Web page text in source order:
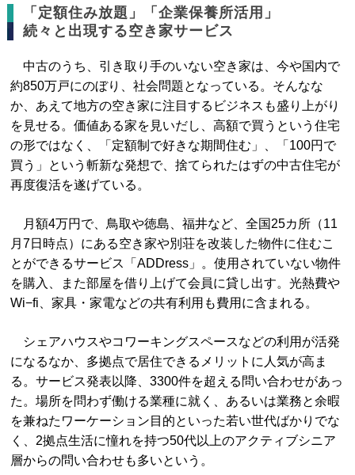
「定額住み放題」「企業保養所活用」
続々と出現する空き家サービス
中古のうち、引き取り手のいない空き家は、今や国内で
約850万戸にのぼり、社会問題となっている。そんなな
か、あえて地方の空き家に注目するビジネスも盛り上がり
を見せる。価値ある家を見いだし、高額で買うという住宅
の形ではなく、「定額制で好きな期間住む」、「100円で
買う」という斬新な発想で、捨てられたはずの中古住宅が
再度復活を遂げている。
月額4万円で、鳥取や徳島、福井など、全国25カ所（11
月7日時点）にある空き家や別荘を改装した物件に住むこ
とができるサービス「ADDress」。使用されていない物件
を購入、また部屋を借り上げて会員に貸し出す。光熱費や
Wi−fi、家具・家電などの共有利用も費用に含まれる。
シェアハウスやコワーキングスペースなどの利用が活発
になるなか、多拠点で居住できるメリットに人気が高ま
る。サービス発表以降、3300件を超える問い合わせがあっ
た。場所を問わず働ける業種に就く、あるいは業務と余暇
を兼ねたワーケーション目的といった若い世代ばかりでな
く、2拠点生活に憧れを持つ50代以上のアクティブシニア
層からの問い合わせも多いという。